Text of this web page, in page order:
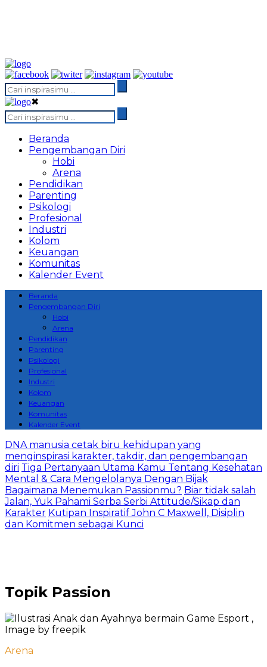
✖
Beranda
Pengembangan Diri
Hobi
Arena
Pendidikan
Parenting
Psikologi
Profesional
Industri
Kolom
Keuangan
Komunitas
Kalender Event
Beranda
Pengembangan Diri
Hobi
Arena
Pendidikan
Parenting
Psikologi
Profesional
Industri
Kolom
Keuangan
Komunitas
Kalender Event
DNA manusia cetak biru kehidupan yang
menginspirasi karakter, takdir, dan pengembangan
diri Tiga Pertanyaan Utama Kamu Tentang Kesehatan
Mental & Cara Mengelolanya Dengan Bijak
Bagaimana Menemukan Passionmu? Biar tidak salah
Jalan, Yuk Pahami Serba Serbi Attitude/Sikap dan
Karakter Kutipan Inspiratif John C Maxwell, Disiplin
dan Komitmen sebagai Kunci
Topik Passion
Arena